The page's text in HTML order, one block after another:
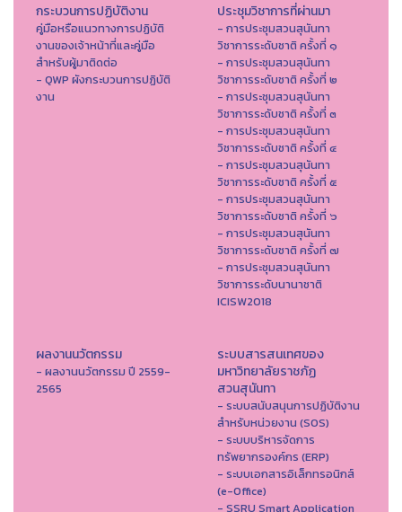
กระบวนการปฏิบัติงาน
คู่มือหรือแนวทางการปฏิบัติ
งานของเจ้าหน้าที่และคู่มือ
สำหรับผู้มาติดต่อ
- QWP ผังกระบวนการปฏิบัติ
งาน
ประชุมวิชาการที่ผ่านมา
- การประชุมสวนสุนันทา
วิชาการระดับชาติ ครั้งที่ ๑
- การประชุมสวนสุนันทา
วิชาการระดับชาติ ครั้งที่ ๒
- การประชุมสวนสุนันทา
วิชาการระดับชาติ ครั้งที่ ๓
- การประชุมสวนสุนันทา
วิชาการระดับชาติ ครั้งที่ ๔
- การประชุมสวนสุนันทา
วิชาการระดับชาติ ครั้งที่ ๕
- การประชุมสวนสุนันทา
วิชาการระดับชาติ ครั้งที่ ๖
- การประชุมสวนสุนันทา
วิชาการระดับชาติ ครั้งที่ ๗
- การประชุมสวนสุนันทา
วิชาการระดับนานาชาติ
ICISW2018
ผลงานนวัตกรรม
- ผลงานนวัตกรรม ปี 2559-
2565
ระบบสารสนเทศของ
มหาวิทยาลัยราชภัฏ
สวนสุนันทา
- ระบบสนับสนุนการปฏิบัติงาน
สำหรับหน่วยงาน (SOS)
- ระบบบริหารจัดการ
ทรัพยากรองค์กร (ERP)
- ระบบเอกสารอิเล็กทรอนิกส์
(e-Office)
- SSRU Smart Application